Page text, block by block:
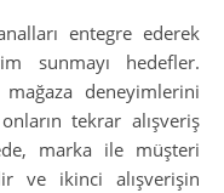
entegre ederek
sunmayı hedefler.
deneyimlerini
tekrar alışveriş
marka ile müşteri
ve ikinci alışverişin